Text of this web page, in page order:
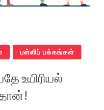
பள்ளிப் பக்கங்கள்
உயிரியல்